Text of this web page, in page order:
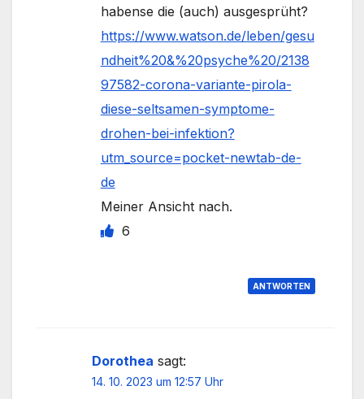
habense die (auch) ausgesprüht?
https://www.watson.de/leben/gesu
ndheit%20&%20psyche%20/2138
97582-corona-variante-pirola-
diese-seltsamen-symptome-
drohen-bei-infektion?
utm_source=pocket-newtab-de-
de
Meiner Ansicht nach.
6
ANTWORTEN
Dorothea sagt:
14. 10. 2023 um 12:57 Uhr